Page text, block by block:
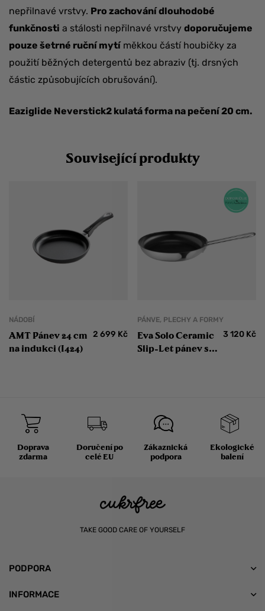
nepřilnavé vrstvy. Pro zachování dlouhodobé
funkčnosti a stálosti nepřilnavé vrstvy doporučujeme
pouze šetrné ruční mytíměkkou částí houbičky za
použití běžných detergentů bez abraziv (tj. drsných
částic způsobujících obrušování).
Eaziglide Neverstick2 kulatá forma na pečení 20 cm.
Související produkty
NÁDOBÍ
AMT Pánev 24 cm
na indukci (I424)
2 699 Kč
PÁNVE, PLECHY A FORMY
Eva Solo Ceramic
Slip-Let pánev s
3 120 Kč
Doprava
zdarma
Doručení po
celé EU
Zákaznická
podpora
Ekologické
balení
TAKE GOOD CARE OF YOURSELF
PODPORA
INFORMACE